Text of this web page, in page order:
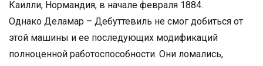
Каилли, Нормандия, в начале февраля 1884.
Однако Деламар – Дебуттевиль не смог добиться от
этой машины и ее последующих модификаций
полноценной работоспособности. Они ломались,